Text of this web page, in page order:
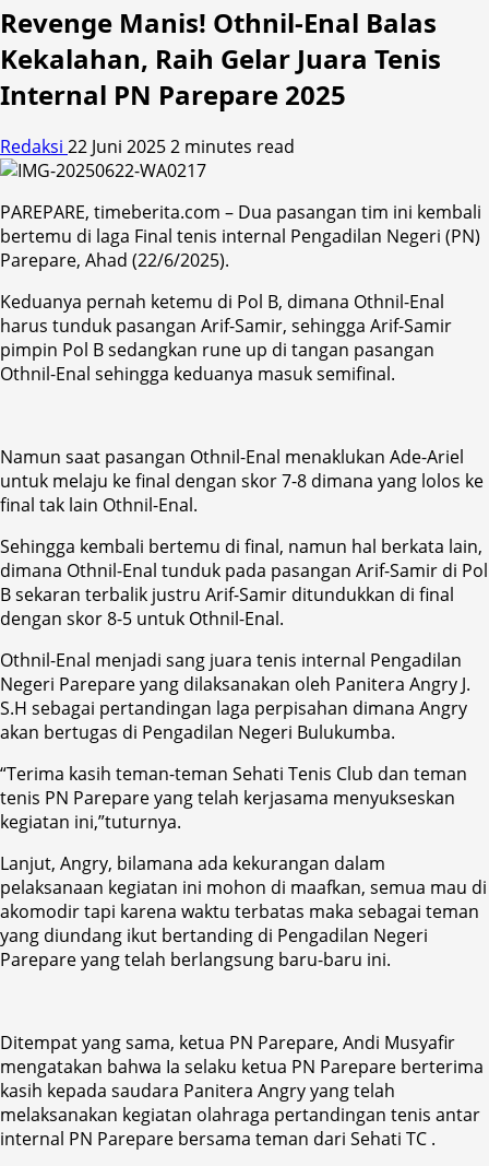
Revenge Manis! Othnil-Enal Balas
Kekalahan, Raih Gelar Juara Tenis
Internal PN Parepare 2025
Redaksi 22 Juni 20252 minutes read
PAREPARE, timeberita.com – Dua pasangan tim ini kembali
bertemu di laga Final tenis internal Pengadilan Negeri (PN)
Parepare, Ahad (22/6/2025).
Keduanya pernah ketemu di Pol B, dimana Othnil-Enal
harus tunduk pasangan Arif-Samir, sehingga Arif-Samir
pimpin Pol B sedangkan rune up di tangan pasangan
Othnil-Enal sehingga keduanya masuk semifinal.
Namun saat pasangan Othnil-Enal menaklukan Ade-Ariel
untuk melaju ke final dengan skor 7-8 dimana yang lolos ke
final tak lain Othnil-Enal.
Sehingga kembali bertemu di final, namun hal berkata lain,
dimana Othnil-Enal tunduk pada pasangan Arif-Samir di Pol
B sekaran terbalik justru Arif-Samir ditundukkan di final
dengan skor 8-5 untuk Othnil-Enal.
Othnil-Enal menjadi sang juara tenis internal Pengadilan
Negeri Parepare yang dilaksanakan oleh Panitera Angry J.
S.H sebagai pertandingan laga perpisahan dimana Angry
akan bertugas di Pengadilan Negeri Bulukumba.
“Terima kasih teman-teman Sehati Tenis Club dan teman
tenis PN Parepare yang telah kerjasama menyukseskan
kegiatan ini,”tuturnya.
Lanjut, Angry, bilamana ada kekurangan dalam
pelaksanaan kegiatan ini mohon di maafkan, semua mau di
akomodir tapi karena waktu terbatas maka sebagai teman
yang diundang ikut bertanding di Pengadilan Negeri
Parepare yang telah berlangsung baru-baru ini.
Ditempat yang sama, ketua PN Parepare, Andi Musyafir
mengatakan bahwa Ia selaku ketua PN Parepare berterima
kasih kepada saudara Panitera Angry yang telah
melaksanakan kegiatan olahraga pertandingan tenis antar
internal PN Parepare bersama teman dari Sehati TC .